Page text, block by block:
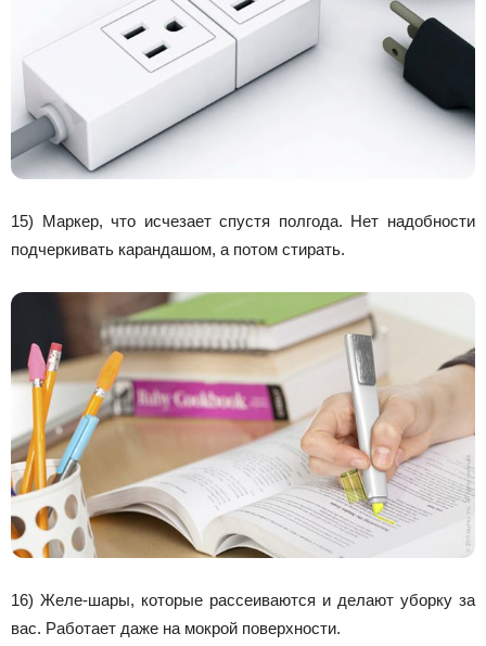
15) Маркер, что исчезает спустя полгода. Нет надобности
подчеркивать карандашом, а потом стирать.
16) Желе-шары, которые рассеиваются и делают уборку за
вас. Работает даже на мокрой поверхности.